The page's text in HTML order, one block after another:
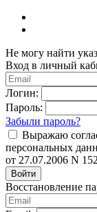
Не могу найти
Вход в личный
Логин:
Пароль:
Забыли пароль?
Выражаю
персональных
от 27.07.2006 N
Войти
Восстановление